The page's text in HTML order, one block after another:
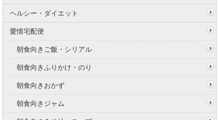
ヘルシー・ダイエット
愛情宅配便
朝食向きご飯・シリアル
朝食向きふりかけ・のり
朝食向きおかず
朝食向きジャム